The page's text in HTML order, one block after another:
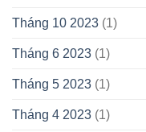
Tháng 10 2023 (1)
Tháng 6 2023 (1)
Tháng 5 2023 (1)
Tháng 4 2023 (1)